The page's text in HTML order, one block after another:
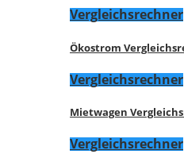
Vergleichsrechner
Ökostrom
Vergleichsrechner
Mietwagen
Vergleichsrechner